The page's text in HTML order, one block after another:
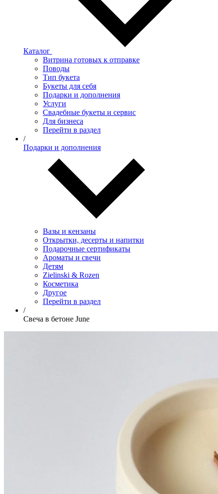
Каталог
Витрина готовых к отправке
Поводы
Тип букета
Букеты для себя
Подарки и дополнения
Услуги
Свадебные букеты и сервис
Для бизнеса
Перейти в раздел
/
Подарки и дополнения
Вазы и кензаны
Открытки, десерты и напитки
Подарочные сертификаты
Ароматы и свечи
Детям
Zielinski & Rozen
Косметика
Другое
Перейти в раздел
/
Свеча в бетоне June